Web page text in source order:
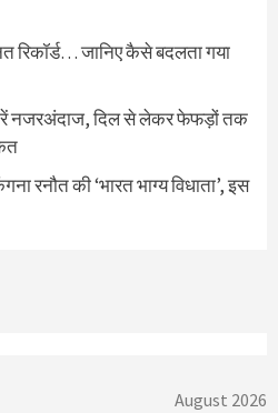
रिकॉर्ड… जानिए कैसे बदलता गया
करें नजरअंदाज, दिल से लेकर फेफड़ों तक
रनौत की ‘भारत भाग्य विधाता’, इस
August 2026